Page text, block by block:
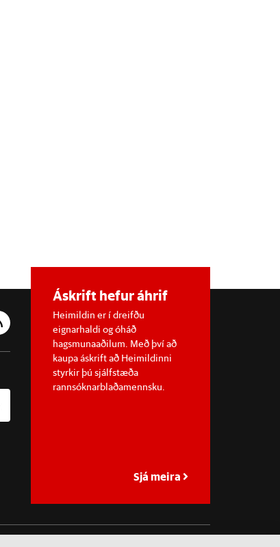
Áskrift hefur áhrif
Heimildin er í dreifðu
eignarhaldi og óháð
hagsmunaaðilum. Með því að
kaupa áskrift að Heimildinni
styrkir þú sjálfstæða
rannsóknarblaðamennsku.
Sjá meira